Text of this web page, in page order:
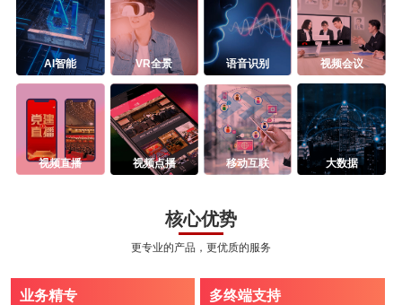
AI智能 VR全景 语音识别 视频会议
视频直播 视频点播 移动互联 大数据
核心优势
更专业的产品，更优质的服务
业务精专 多终端支持